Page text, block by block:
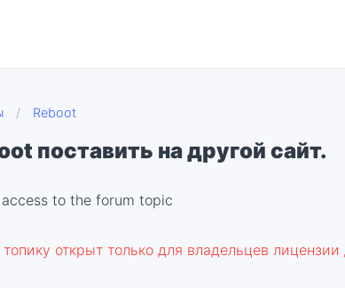
/ Reboot
поставить на другой сайт.
to the forum topic
открыт только для владельцев лицензии